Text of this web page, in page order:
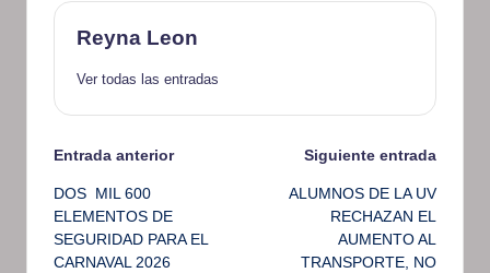
Reyna Leon
Ver todas las entradas
Navegación
de
entradas
Entrada anterior
DOS MIL 600
ELEMENTOS DE
SEGURIDAD PARA EL
CARNAVAL 2026
Siguiente entrada
ALUMNOS DE LA UV
RECHAZAN EL
AUMENTO AL
TRANSPORTE, NO